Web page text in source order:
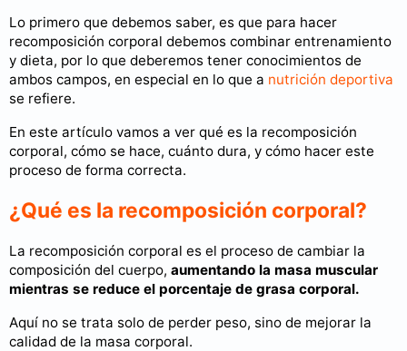
Lo primero que debemos saber, es que para hacer
recomposición corporal debemos combinar entrenamiento
y dieta, por lo que deberemos tener conocimientos de
ambos campos, en especial en lo que a nutrición deportiva
se refiere.
En este artículo vamos a ver qué es la recomposición
corporal, cómo se hace, cuánto dura, y cómo hacer este
proceso de forma correcta.
¿Qué es la recomposición corporal?
La recomposición corporal es el proceso de cambiar la
composición del cuerpo, aumentando la masa muscular
mientras se reduce el porcentaje de grasa corporal.
Aquí no se trata solo de perder peso, sino de mejorar la
calidad de la masa corporal.